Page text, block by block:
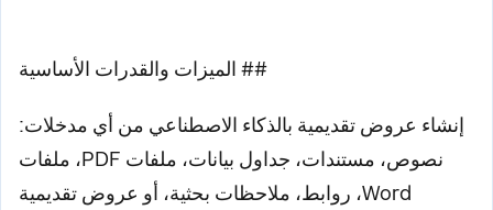
## الميزات والقدرات الأساسية
إنشاء عروض تقديمية بالذكاء الاصطناعي من أي مدخلات:
نصوص، مستندات، جداول بيانات، ملفات PDF، ملفات
Word، روابط، ملاحظات بحثية، أو عروض تقديمية